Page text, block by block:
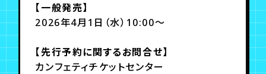
【一般発売】
2026年4月1日（水）10:00～
【先行予約に関するお問合せ】
カンフェティチケットセンター